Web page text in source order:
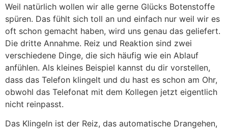
Weil natürlich wollen wir alle gerne Glücks Botenstoffe
spüren. Das fühlt sich toll an und einfach nur weil wir es
oft schon gemacht haben, wird uns genau das geliefert.
Die dritte Annahme. Reiz und Reaktion sind zwei
verschiedene Dinge, die sich häufig wie ein Ablauf
anfühlen. Als kleines Beispiel kannst du dir vorstellen,
dass das Telefon klingelt und du hast es schon am Ohr,
obwohl das Telefonat mit dem Kollegen jetzt eigentlich
nicht reinpasst.
Das Klingeln ist der Reiz, das automatische Drangehen,